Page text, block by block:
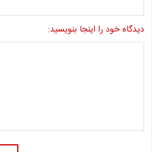
دیدگاه خود را اینجا بنویسید: